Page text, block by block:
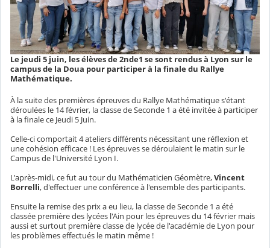
Le jeudi 5 juin, les élèves de 2nde1 se sont rendus à Lyon sur le
campus de la Doua pour participer à la finale du Rallye
Mathématique.
À la suite des premières épreuves du Rallye Mathématique s'étant
déroulées le 14 février, la classe de Seconde 1 a été invitée à participer
à la finale ce Jeudi 5 Juin.
Celle-ci comportait 4 ateliers différents nécessitant une réflexion et
une cohésion efficace ! Les épreuves se déroulaient le matin sur le
Campus de l'Université Lyon I.
L'après-midi, ce fut au tour du Mathématicien Géomètre,Vincent
Borrelli, d'effectuer une conférence à l'ensemble des participants.
Ensuite la remise des prix a eu lieu, la classe de Seconde 1 a été
classée première des lycées l'Ain pour les épreuves du 14 février mais
aussi et surtout première classe de lycée de l'académie de Lyon pour
les problèmes effectués le matin même !